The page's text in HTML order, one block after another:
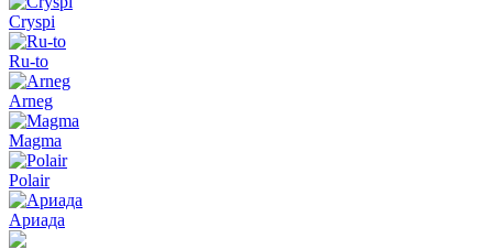
Cryspi
Ru-to
Arneg
Magma
Polair
Ариада